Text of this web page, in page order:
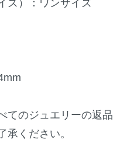
ズ）：ワンサイズ
てのジュエリーの返品
承ください。